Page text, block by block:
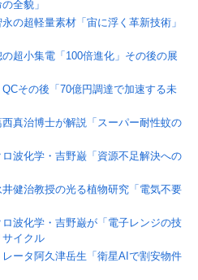
全貌」
の超軽量素材「宙に浮く革新技術」
の超小集電「100倍進化」その後の展
QCその後「70億円調達で加速する未
西真治博士が解説「スーパー耐性蚊の
ロ波化学・吉野巌「資源不足解決への
井健治教授の光る植物研究「電気不要
ロ波化学・吉野巌が「電子レンジの技
イクル
レータ阿久津岳生「衛星AIで割安物件